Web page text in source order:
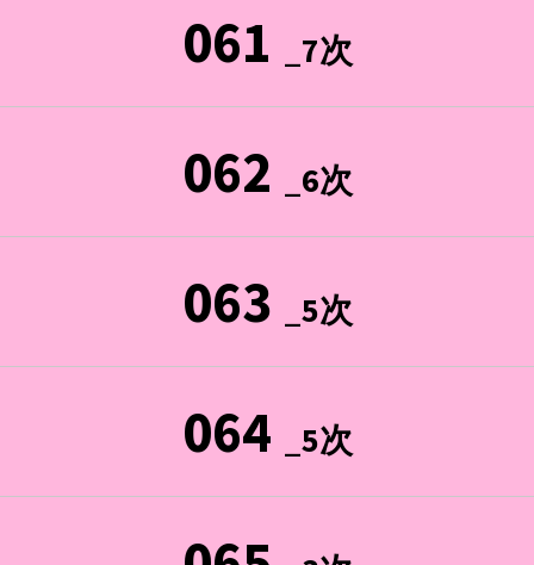
061 _7次
062 _6次
063 _5次
064 _5次